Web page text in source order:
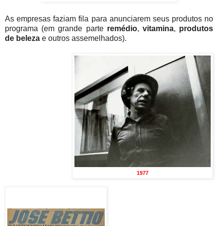
As empresas faziam fila para anunciarem seus produtos no
programa (em grande parte remédio, vitamina, produtos
de beleza e outros assemelhados).
1977